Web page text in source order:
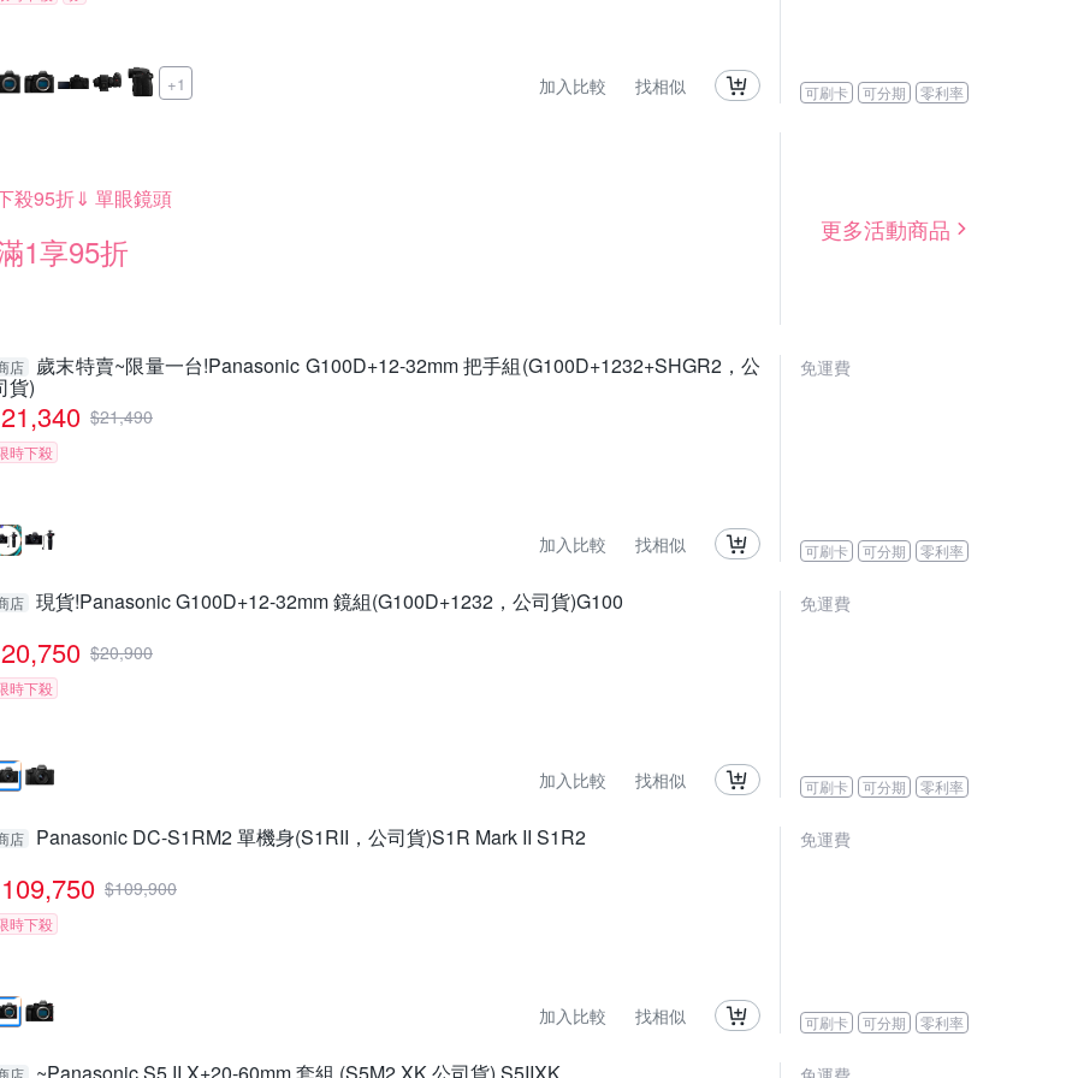
+1 加入比較 找相似 可刷卡 可分期 零利率
殺95折⇓ 單眼鏡頭
1享95折
更多活動商品
店 歲末特賣~限量一台!Panasonic G100D+12-32mm 把手組(G100D+1232+SHGR2，公
貨)
21,340 $21,490
時下殺
加入比較 找相似
免運費
可刷卡 可分期 零利率
店 現貨!Panasonic G100D+12-32mm 鏡組(G100D+1232，公司貨)G100
20,750 $20,900
時下殺
加入比較 找相似
免運費
可刷卡 可分期 零利率
店 Panasonic DC-S1RM2 單機身(S1RII，公司貨)S1R Mark II S1R2
109,750 $109,900
時下殺
加入比較 找相似
免運費
可刷卡 可分期 零利率
店